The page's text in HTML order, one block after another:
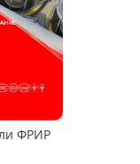
40
Ц